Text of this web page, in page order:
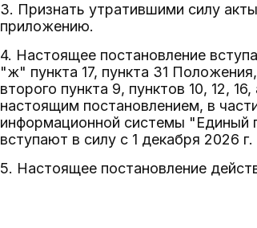
3. Признать утратившими силу
приложению.
4. Настоящее постановление
"ж" пункта 17, пункта 31
второго пункта 9, пунктов 10, 12,
настоящим постановлением, в
информационной системы "Единый
вступают в силу с 1 декабря 2026 г.
5. Настоящее постановление